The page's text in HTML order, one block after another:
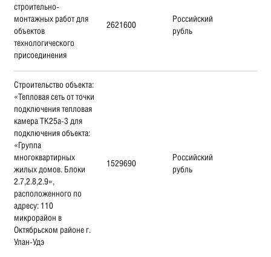
строительно-
монтажных работ для
объектов
технологического
присоединения
2621600
Российский
рубль
Строительство объекта:
«Тепловая сеть от точки
подключения тепловая
камера ТК25а-3 для
подключения объекта:
«Группа
многоквартирных
жилых домов. Блоки
2.7,2.8,2.9»,
расположенного по
адресу: 110
микрорайон в
Октябрьском районе г.
Улан-Удэ
1529690
Российский
рубль